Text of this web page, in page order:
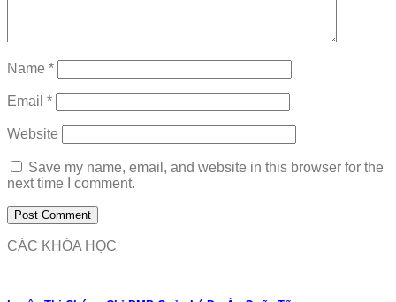
Name *
Email *
Website
Save my name, email, and website in this browser for the
next time I comment.
CÁC KHÓA HỌC